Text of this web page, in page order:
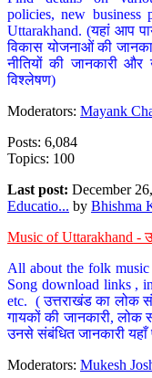
policies, new business
Uttarakhand. (यहां आप
विकास योजनाओं की
नीतियों की जानकारी
विश्लेषण)
Moderators: Mayank
Posts: 6,084
Topics: 100
Last post: December
Educatio... by Bhishma
Music of Uttarakhand -
All about the folk
Song download links ,
etc. ( उत्तराखंड का लोक
गायकों की जानकारी, लोक
उनसे संबंधित जानकारी
Moderators: Mukesh